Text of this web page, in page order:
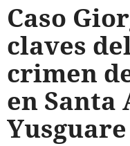
Caso
claves
crimen
en Santa
Yusguare